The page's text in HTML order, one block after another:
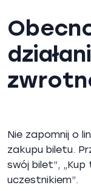
Nie zapomnij o
zakupu biletu.
swój bilet”, „Kup
uczestnikiem”.